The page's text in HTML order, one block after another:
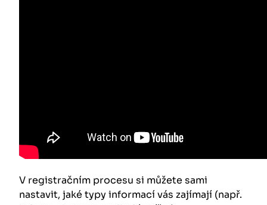
V registračním procesu si můžete sami
nastavit, jaké typy informací vás zajímají (např.